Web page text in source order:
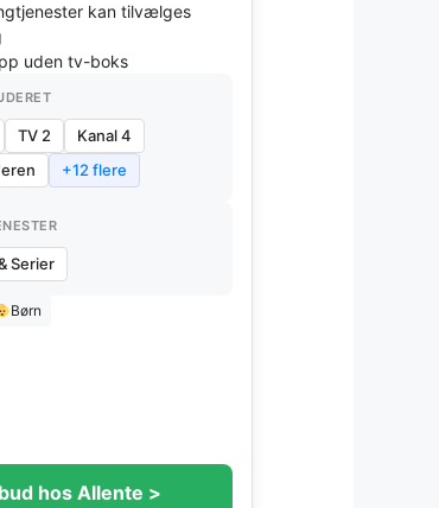
kan tilvælges
uden tv-boks
TV 2
Kanal 4
+12 flere
Serier
Børn
hos Allente >